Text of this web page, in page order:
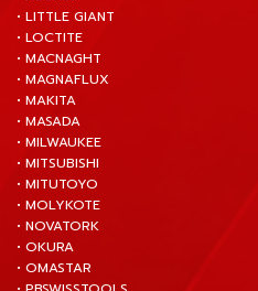
• LITTLE GIANT
• LOCTITE
• MACNAGHT
• MAGNAFLUX
• MAKITA
• MASADA
• MILWAUKEE
• MITSUBISHI
• MITUTOYO
• MOLYKOTE
• NOVATORK
• OKURA
• OMASTAR